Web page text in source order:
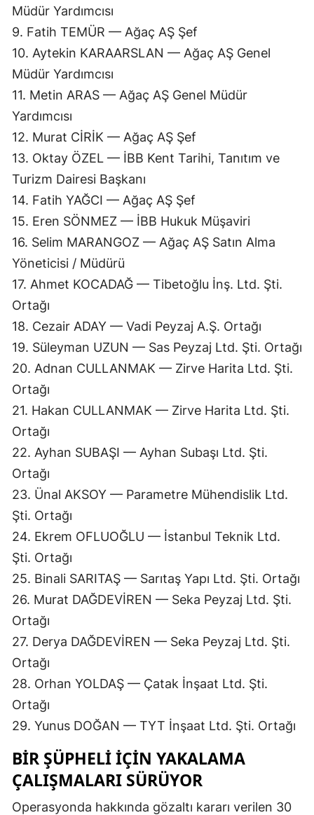
Müdür Yardımcısı
9. Fatih TEMÜR — Ağaç AŞ Şef
10. Aytekin KARAARSLAN — Ağaç AŞ Genel
Müdür Yardımcısı
11. Metin ARAS — Ağaç AŞ Genel Müdür
Yardımcısı
12. Murat CİRİK — Ağaç AŞ Şef
13. Oktay ÖZEL — İBB Kent Tarihi, Tanıtım ve
Turizm Dairesi Başkanı
14. Fatih YAĞCI — Ağaç AŞ Şef
15. Eren SÖNMEZ — İBB Hukuk Müşaviri
16. Selim MARANGOZ — Ağaç AŞ Satın Alma
Yöneticisi / Müdürü
17. Ahmet KOCADAĞ — Tibetoğlu İnş. Ltd. Şti.
Ortağı
18. Cezair ADAY — Vadi Peyzaj A.Ş. Ortağı
19. Süleyman UZUN — Sas Peyzaj Ltd. Şti. Ortağı
20. Adnan CULLANMAK — Zirve Harita Ltd. Şti.
Ortağı
21. Hakan CULLANMAK — Zirve Harita Ltd. Şti.
Ortağı
22. Ayhan SUBAŞI — Ayhan Subaşı Ltd. Şti.
Ortağı
23. Ünal AKSOY — Parametre Mühendislik Ltd.
Şti. Ortağı
24. Ekrem OFLUOĞLU — İstanbul Teknik Ltd.
Şti. Ortağı
25. Binali SARITAŞ — Sarıtaş Yapı Ltd. Şti. Ortağı
26. Murat DAĞDEVİREN — Seka Peyzaj Ltd. Şti.
Ortağı
27. Derya DAĞDEVİREN — Seka Peyzaj Ltd. Şti.
Ortağı
28. Orhan YOLDAŞ — Çatak İnşaat Ltd. Şti.
Ortağı
29. Yunus DOĞAN — TYT İnşaat Ltd. Şti. Ortağı
BIR ŞÜPHELI İÇIN YAKALAMA
ÇALIŞMALARI SÜRÜYOR
Operasyonda hakkında gözaltı kararı verilen 30